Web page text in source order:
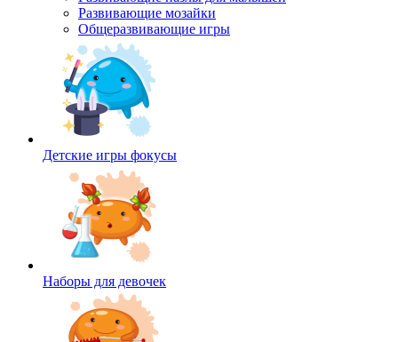
Развивающие мозайки
Общеразвивающие игры
Детские игры фокусы
Наборы для девочек